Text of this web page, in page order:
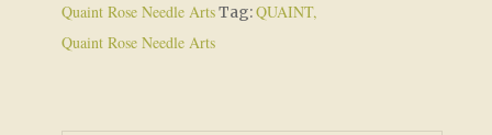
Quaint Rose Needle ArtsTag:QUAINT,
Quaint Rose Needle Arts